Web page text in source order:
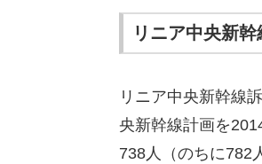
リニア中央新
リニア中央新幹線
央新幹線計画を
738人（のちに782